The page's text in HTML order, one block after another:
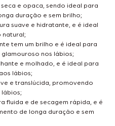
e opaca, sendo ideal para
duração e sem brilho;
suave e hidratante, e é ideal
natural;
tem um brilho e é ideal para
nos lábios;
e molhado, e é ideal para
lábios;
e translúcida, promovendo
fluida e de secagem rápida, e é
de longa duração e sem